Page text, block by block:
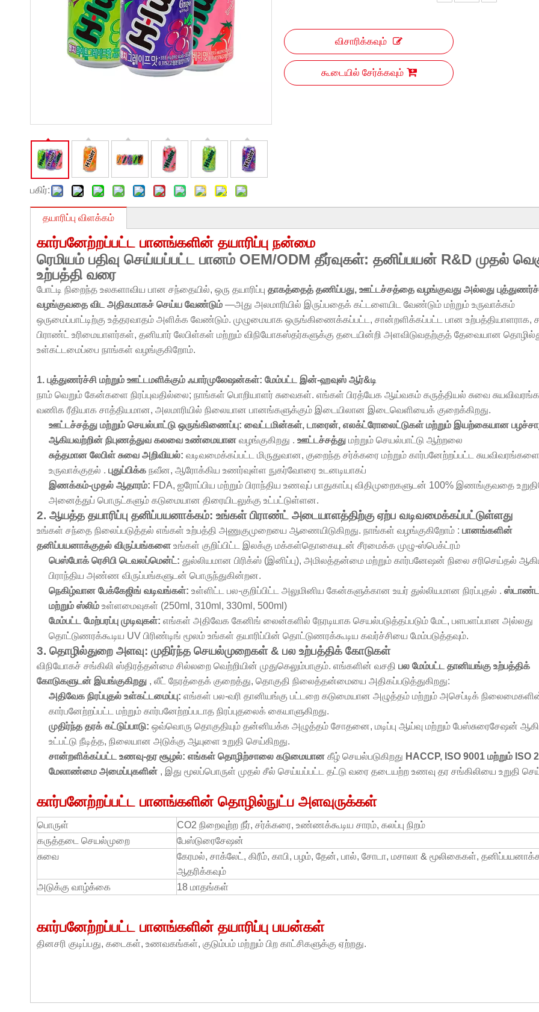
பகிர்:
விசாரிக்கவும்
கூடையில் சேர்க்கவும்
தயாரிப்பு விளக்கம்
கார்பனேற்றப்பட்ட பானங்களின் தயாரிப்பு நன்மை
ரெமியம் பதிவு செய்யப்பட்ட பானம் OEM/ODM தீர்வுகள்: தனிப்பயன் R&D முதல்
உற்பத்தி வரை
போட்டி நிறைந்த உலகளாவிய பான சந்தையில், ஒரு தயாரிப்பு தாகத்தைத் தணிப்பது, ஊட்டச்சத்தை வழங்குவது அல்லது
வழங்குவதை விட அதிகமாகச் செய்ய வேண்டும் —அது அலமாரியில் இருப்பதைக் கட்டளையிட வேண்டும் மற்றும் உருவாக்கம்
ஒருமைப்பாட்டிற்கு உத்தரவாதம் அளிக்க வேண்டும். முழுமையாக ஒருங்கிணைக்கப்பட்ட, சான்றளிக்கப்பட்ட பான உற்பத்தியாளராக,
பிராண்ட் உரிமையாளர்கள், தனியார் லேபிள்கள் மற்றும் விநியோகஸ்தர்களுக்கு தடையின்றி அளவிடுவதற்குத் தேவையான
உள்கட்டமைப்பை நாங்கள் வழங்குகிறோம்.
1. புத்துணர்ச்சி மற்றும் ஊட்டமளிக்கும் ஃபார்முலேஷன்கள்: மேம்பட்ட இன்-ஹவுஸ் ஆர்&டி
நாம் வெறும் கேன்களை நிரப்புவதில்லை; நாங்கள் பொறியாளர் சுவைகள். எங்கள் பிரத்யேக ஆய்வகம் கருத்தியல் சுவை
வணிக ரீதியாக சாத்தியமான, அலமாரியில் நிலையான பானங்களுக்கும் இடையிலான இடைவெளியைக் குறைக்கிறது.
ஊட்டச்சத்து மற்றும் செயல்பாட்டு ஒருங்கிணைப்பு: வைட்டமின்கள், டாரைன், எலக்ட்ரோலைட்டுகள் மற்றும் இயற்கையான
ஆகியவற்றின் நிபுணத்துவ கலவை உண்மையான வழங்குகிறது . ஊட்டச்சத்து மற்றும் செயல்பாட்டு ஆற்றலை
சுத்தமான லேபிள் சுவை அறிவியல்: வடிவமைக்கப்பட்ட மிருதுவான, குறைந்த சர்க்கரை மற்றும் கார்பனேற்றப்பட்ட சுயவிவரங்களை
உருவாக்குதல் . புதுப்பிக்க நவீன, ஆரோக்கிய உணர்வுள்ள நுகர்வோரை உடனடியாகப்
இணக்கம்-முதல் ஆதாரம்: FDA, ஐரோப்பிய மற்றும் பிராந்திய உணவுப் பாதுகாப்பு விதிமுறைகளுடன் 100% இணங்குவதை
அனைத்துப் பொருட்களும் கடுமையான திரையிடலுக்கு உட்பட்டுள்ளன.
2. ஆயத்த தயாரிப்பு தனிப்பயனாக்கம்: உங்கள் பிராண்ட் அடையாளத்திற்கு ஏற்ப வடிவமைக்கப்பட்டுள்ளது
உங்கள் சந்தை நிலைப்படுத்தல் எங்கள் உற்பத்தி அணுகுமுறையை ஆணையிடுகிறது. நாங்கள் வழங்குகிறோம் : பானங்களின்
தனிப்பயனாக்குதல் விருப்பங்களை உங்கள் குறிப்பிட்ட இலக்கு மக்கள்தொகையுடன் சீரமைக்க முழு-ஸ்பெக்ட்ரம்
பெஸ்போக் ரெசிபி டெவலப்மென்ட்: துல்லியமான பிரிக்ஸ் (இனிப்பு), அமிலத்தன்மை மற்றும் கார்பனேஷன் நிலை சரிசெய்தல்
பிராந்திய அண்ண விருப்பங்களுடன் பொருந்துகின்றன.
நெகிழ்வான பேக்கேஜிங் வடிவங்கள்: உள்ளிட்ட பல-குறிப்பிட்ட அலுமினிய கேன்களுக்கான உயர் துல்லியமான நிரப்புதல் .
மற்றும் ஸ்லிம் உள்ளமைவுகள் (250ml, 310ml, 330ml, 500ml)
மேம்பட்ட மேற்பரப்பு முடிவுகள்: எங்கள் அதிவேக கேனிங் லைன்களில் நேரடியாக செயல்படுத்தப்படும் மேட், பளபளப்பான அல்லது
தொட்டுணரக்கூடிய UV பிரிண்டிங் மூலம் உங்கள் தயாரிப்பின் தொட்டுணரக்கூடிய கவர்ச்சியை மேம்படுத்தவும்.
3. தொழில்துறை அளவு: முதிர்ந்த செயல்முறைகள் & பல உற்பத்திக் கோடுகள்
விநியோகச் சங்கிலி ஸ்திரத்தன்மை சில்லறை வெற்றியின் முதுகெலும்பாகும். எங்களின் வசதி பல மேம்பட்ட தானியங்கு உற்பத்திக்
கோடுகளுடன் இயங்குகிறது , லீட் நேரத்தைக் குறைத்து, தொகுதி நிலைத்தன்மையை அதிகப்படுத்துகிறது:
அதிவேக நிரப்புதல் உள்கட்டமைப்பு: எங்கள் பல-வரி தானியங்கு பட்டறை கடுமையான அழுத்தம் மற்றும் அசெப்டிக்
கார்பனேற்றப்பட்ட மற்றும் கார்பனேற்றப்படாத நிரப்புதலைக் கையாளுகிறது.
முதிர்ந்த தரக் கட்டுப்பாடு: ஒவ்வொரு தொகுதியும் தன்னியக்க அழுத்தம் சோதனை, மடிப்பு ஆய்வு மற்றும் பேஸ்சுரைசேஷன்
உட்பட்டு நீடித்த, நிலையான அடுக்கு ஆயுளை உறுதி செய்கிறது.
சான்றளிக்கப்பட்ட உணவு-தர சூழல்: எங்கள் தொழிற்சாலை கடுமையான கீழ் செயல்படுகிறது HACCP, ISO 9001 மற்றும் ISO
மேலாண்மை அமைப்புகளின் , இது மூலப்பொருள் முதல் சீல் செய்யப்பட்ட தட்டு வரை தடையற்ற உணவு தர சங்கிலியை உறுதி
கார்பனேற்றப்பட்ட பானங்களின் தொழில்நுட்ப அளவுருக்கள்
பொருள்
CO2 நிறைவுற்ற நீர், சர்க்கரை, உண்ணக்கூடிய சாரம், கலப்பு நிறம்
கருத்தடை செயல்முறை
பேஸ்டுரைசேஷன்
சுவை
கேரமல், சாக்லேட், கிரீம், காபி, பழம், தேன், பால், சோடா, மசாலா & மூலிகைகள்,
ஆதரிக்கவும்
அடுக்கு வாழ்க்கை
18 மாதங்கள்
கார்பனேற்றப்பட்ட பானங்களின் தயாரிப்பு பயன்கள்
தினசரி குடிப்பது, கடைகள், உணவகங்கள், குடும்பம் மற்றும் பிற காட்சிகளுக்கு ஏற்றது.